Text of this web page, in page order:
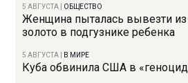
5 АВГУСТА ОБЩЕСТВО
Женщина пыталась вывезти из
золото в подгузнике ребенка
5 АВГУСТА В МИРЕ
Куба обвинила США в